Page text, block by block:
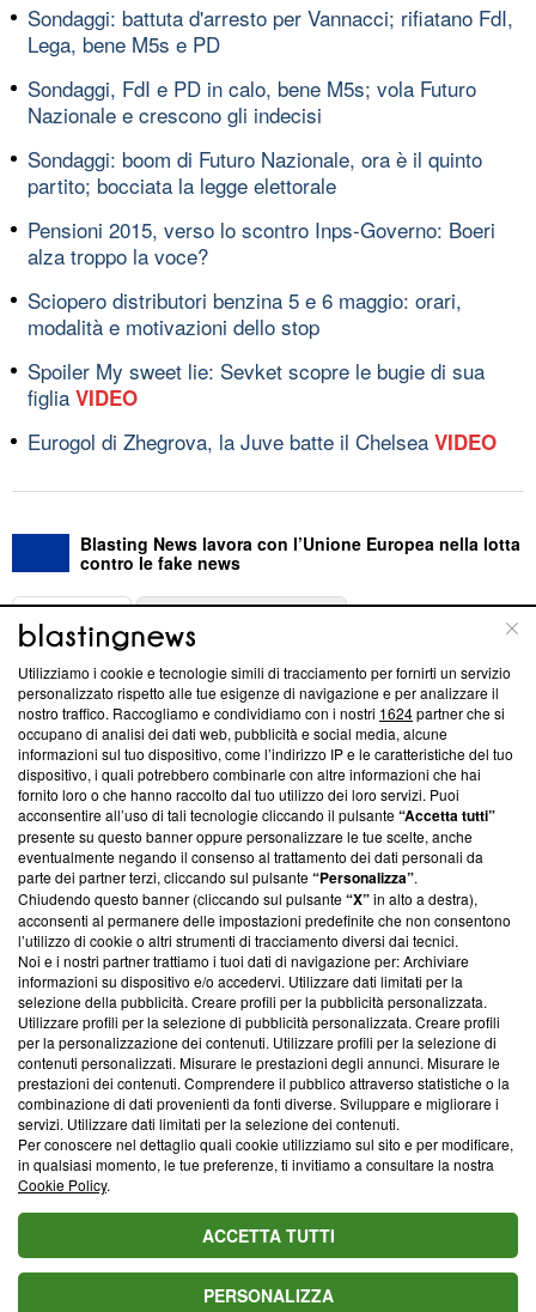
Sondaggi: battuta d'arresto per Vannacci; rifiatano FdI,
Lega, bene M5s e PD
Sondaggi, FdI e PD in calo, bene M5s; vola Futuro
Nazionale e crescono gli indecisi
Sondaggi: boom di Futuro Nazionale, ora è il quinto
partito; bocciata la legge elettorale
Pensioni 2015, verso lo scontro Inps-Governo: Boeri
alza troppo la voce?
Sciopero distributori benzina 5 e 6 maggio: orari,
modalità e motivazioni dello stop
Spoiler My sweet lie: Sevket scopre le bugie di sua
figlia VIDEO
Eurogol di Zhegrova, la Juve batte il Chelsea VIDEO
Blasting News lavora con l’Unione Europea nella lotta
contro le fake news
ABOUT
Questa sezione offre informazioni trasparenti su Blasting
News, sui nostri processi editoriali e su come ci impegniamo a
creare news di qualità. Inoltre, afferma la nostra aderenza a
‘Trust Project - News with Integrity’Blasting News non è
ancora membro del programma, ma ha richiesto di farne
parte; Trust Project non ha ancora effettuato una verifica di
conformità agli standard.
Su di noi
Team editoriale
Corporate
Redazione
Informativa Privacy
Cookie Policy
Blasting SA, IDI CHE-247.845.224, Via Carlo Frasca, 3 - 6900
Lugano (Svizzera) Tel:+39 0690258937
© 2026 Blasting News
Utilizziamo i cookie e tecnologie simili di tracciamento per fornirti un servizio
personalizzato rispetto alle tue esigenze di navigazione e per analizzare il
nostro traffico. Raccogliamo e condividiamo con i nostri 1624partner che si
occupano di analisi dei dati web, pubblicità e social media, alcune
informazioni sul tuo dispositivo, come l’indirizzo IP e le caratteristiche del tuo
dispositivo, i quali potrebbero combinarle con altre informazioni che hai
fornito loro o che hanno raccolto dal tuo utilizzo dei loro servizi. Puoi
acconsentire all’uso di tali tecnologie cliccando il pulsante“Accetta tutti”
presente su questo banner oppure personalizzare le tue scelte, anche
eventualmente negando il consenso al trattamento dei dati personali da
parte dei partner terzi, cliccando sul pulsante“Personalizza”.
Chiudendo questo banner (cliccando sul pulsante“X”in alto a destra),
acconsenti al permanere delle impostazioni predefinite che non consentono
l’utilizzo di cookie o altri strumenti di tracciamento diversi dai tecnici.
Noi e i nostri partner trattiamo i tuoi dati di navigazione per: Archiviare
informazioni su dispositivo e/o accedervi. Utilizzare dati limitati per la
selezione della pubblicità. Creare profili per la pubblicità personalizzata.
Utilizzare profili per la selezione di pubblicità personalizzata. Creare profili
per la personalizzazione dei contenuti. Utilizzare profili per la selezione di
contenuti personalizzati. Misurare le prestazioni degli annunci. Misurare le
prestazioni dei contenuti. Comprendere il pubblico attraverso statistiche o la
combinazione di dati provenienti da fonti diverse. Sviluppare e migliorare i
servizi. Utilizzare dati limitati per la selezione dei contenuti.
Per conoscere nel dettaglio quali cookie utilizziamo sul sito e per modificare,
in qualsiasi momento, le tue preferenze, ti invitiamo a consultare la nostra
Cookie Policy.
ACCETTA TUTTI
PERSONALIZZA